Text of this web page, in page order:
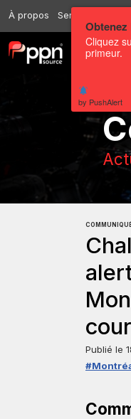
À propos Services
Publié le
Obtenez
Cliquez
primeur.
by PushAlert